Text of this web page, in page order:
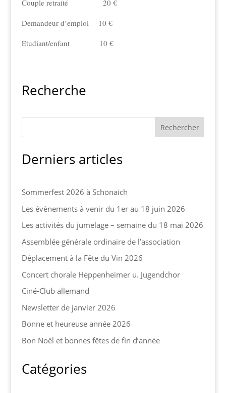
Couple retraité 20 €
Demandeur d’emploi 10 €
Etudiant/enfant 10 €
Recherche
Derniers articles
Sommerfest 2026 à Schönaich
Les évènements à venir du 1er au 18 juin 2026
Les activités du jumelage – semaine du 18 mai 2026
Assemblée générale ordinaire de l’association
Déplacement à la Fête du Vin 2026
Concert chorale Heppenheimer u. Jugendchor
Ciné-Club allemand
Newsletter de janvier 2026
Bonne et heureuse année 2026
Bon Noël et bonnes fêtes de fin d’année
Catégories